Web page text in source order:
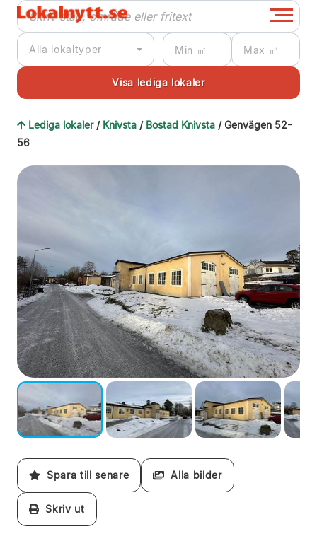
Alla lokaltyper
Lediga lokaler / Knivsta / Bostad Knivsta / Genvägen 52-
56
Spara till senare Alla bilder
Skriv ut